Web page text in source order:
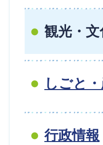
観光・
しごと
行政情報